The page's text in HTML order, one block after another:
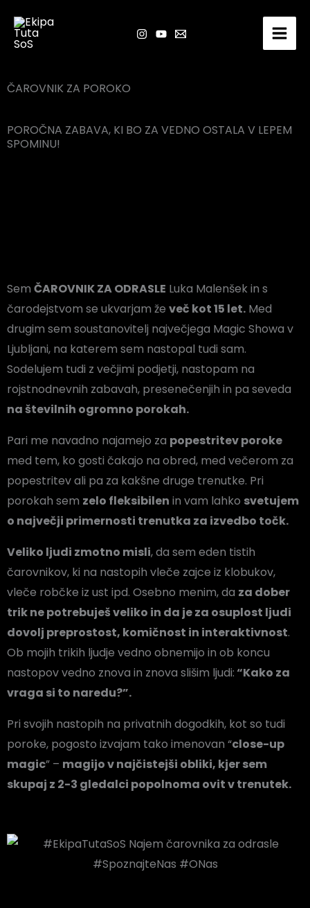
content
ČAROVNIK ZA POROKO
POROČNA ZABAVA, KI BO ZA VEDNO OSTALA V LEPEM
SPOMINU!
Sem ČAROVNIK ZA ODRASLE Luka Malenšek in s
čarodejstvom se ukvarjam že več kot 15 let. Med
drugim sem soustanovitelj največjega Magic Showa v
Ljubljani, na katerem sem nastopal tudi sam.
Sodelujem tudi z večjimi podjetji, nastopam na
rojstnodnevnih zabavah, presenečenjih in pa seveda
na številnih ogromno porokah.
Pari me navadno najamejo za popestritev poroke
med tem, ko gosti čakajo na obred, med večerom za
popestritev ali pa za kakšne druge trenutke. Pri
porokah sem zelo fleksibilen in vam lahko svetujem
o največji primernosti trenutka za izvedbo točk.
Veliko ljudi zmotno misli, da sem eden tistih
čarovnikov, ki na nastopih vleče zajce iz klobukov,
vleče robčke iz ust ipd. Osebno menim, da za dober
trik ne potrebuješ veliko in da je za osuplost ljudi
dovolj preprostost, komičnost in interaktivnost.
Ob mojih trikih ljudje vedno obnemijo in ob koncu
nastopov vedno znova in znova slišim ljudi: “Kako za
vraga si to naredu?”.
Pri svojih nastopih na privatnih dogodkih, kot so tudi
poroke, pogosto izvajam tako imenovan “close-up
magic” – magijo v najčistejši obliki, kjer sem
skupaj z 2-3 gledalci popolnoma ovit v trenutek.